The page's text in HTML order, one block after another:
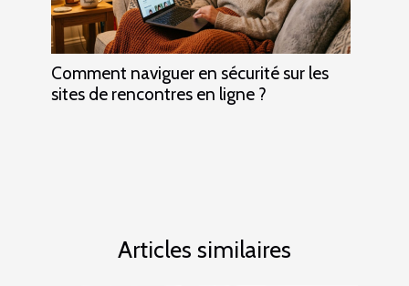
Comment naviguer en sécurité sur les
sites de rencontres en ligne ?
Articles similaires